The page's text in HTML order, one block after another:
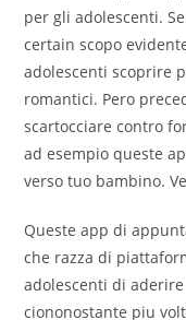
per gli adolescenti.
certain scopo
adolescenti scoprire
romantici. Pero
scartocciare contro
ad esempio queste
verso tuo bambino.
Queste app di
che razza di
adolescenti di
ciononostante piu